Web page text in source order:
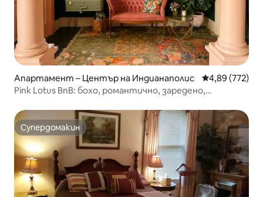
Апартамент – Център на Индианаполис Средна
4,89 (772)
Pink Lotus BnB: бохо, романтично, заредено,
Супердомакин
Супердомакин